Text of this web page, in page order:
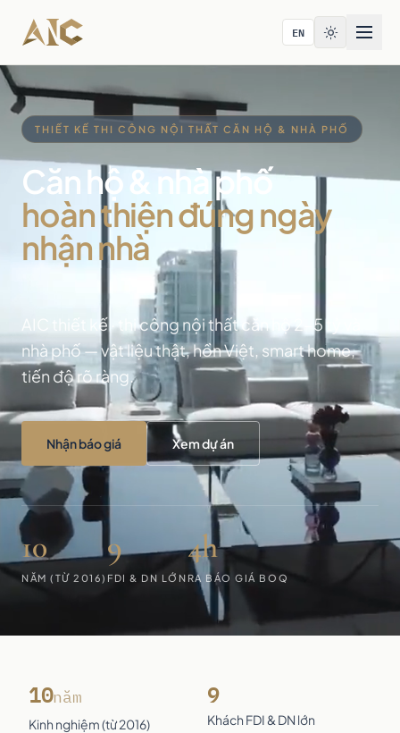
Bỏ qua tới nội dung
EN
THIẾT KẾ THI CÔNG NỘI THẤT CĂN HỘ & NHÀ PHỐ
Căn hộ & nhà phố
hoàn thiện đúng ngày
nhận nhà
AIC thiết kế · thi công nội thất căn hộ 2-5 tỷ và
nhà phố — vật liệu thật, hồn Việt, smart home,
tiến độ rõ ràng.
Nhận báo giá Xem dự án
10
NĂM (TỪ 2016)
9
FDI & DN LỚN
4h
RA BÁO GIÁ BOQ
10năm
Kinh nghiệm (từ 2016)
9
Khách FDI & DN lớn